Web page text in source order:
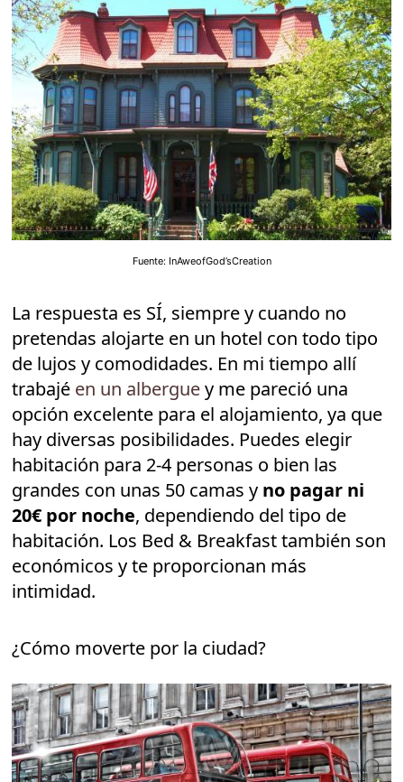
Fuente: InAweofGod’sCreation
La respuesta es SÍ, siempre y cuando no
pretendas alojarte en un hotel con todo tipo
de lujos y comodidades. En mi tiempo allí
trabajé en un alberguey me pareció una
opción excelente para el alojamiento, ya que
hay diversas posibilidades. Puedes elegir
habitación para 2-4 personas o bien las
grandes con unas 50 camas y no pagar ni
20€ por noche, dependiendo del tipo de
habitación. Los Bed & Breakfast también son
económicos y te proporcionan más
intimidad.
¿Cómo moverte por la ciudad?